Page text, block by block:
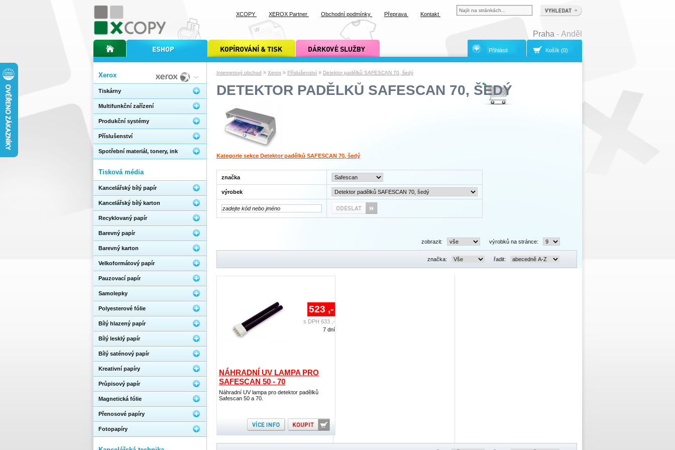
Internetový obchod » Xerox » Příslušenství » Detektor padělků SAFESCAN 70, šedý
DETEKTOR PADĚLKŮ SAFESCAN 70, ŠEDÝ
Kategorie sekce Detektor padělků SAFESCAN 70, šedý
značka
výrobek
zobrazit: výrobků na stránce:
značka: řadit:
NÁHRADNÍ UV LAMPA PRO
SAFESCAN 50 - 70
Náhradní UV lampa pro detektor padělků
Safescan 50 a 70.
523 ,-
s DPH 633 ,-
7 dní
Xerox
Tiskárny
Multifunkční zařízení
Produkční systémy
Příslušenství
Spotřební materiál, tonery, ink
Tisková média
Kancelářský bílý papír
Kancelářský bílý karton
Recyklovaný papír
Barevný papír
Barevný karton
Velkoformátový papír
Pauzovací papír
Samolepky
Polyesterové fólie
Bílý hlazený papír
Bílý lesklý papír
Bílý saténový papír
Kreativní papíry
Průpisový papír
Magnetická fólie
Přenosové papíry
Fotopapíry
úvodní stránka xcopyinternetový obchod xcopy kopírování a tisk xcopy dárkové služby xcopy
XCOPY XEROX Partner Obchodní podmínky Přeprava Kontakt
Praha - Anděl
Košík (0)
Přihlásit